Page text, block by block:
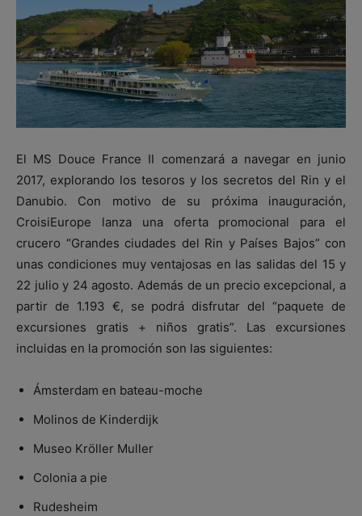
El MS Douce France II comenzará a navegar en junio
2017, explorando los tesoros y los secretos del Rin y el
Danubio. Con motivo de su próxima inauguración,
CroisiEurope lanza una oferta promocional para el
crucero “Grandes ciudades del Rin y Países Bajos” con
unas condiciones muy ventajosas en las salidas del 15 y
22 julio y 24 agosto. Además de un precio excepcional, a
partir de 1.193 €, se podrá disfrutar del “paquete de
excursiones gratis + niños gratis”. Las excursiones
incluidas en la promoción son las siguientes:
Ámsterdam en bateau-moche
Molinos de Kinderdijk
Museo Kröller Muller
Colonia a pie
Rudesheim